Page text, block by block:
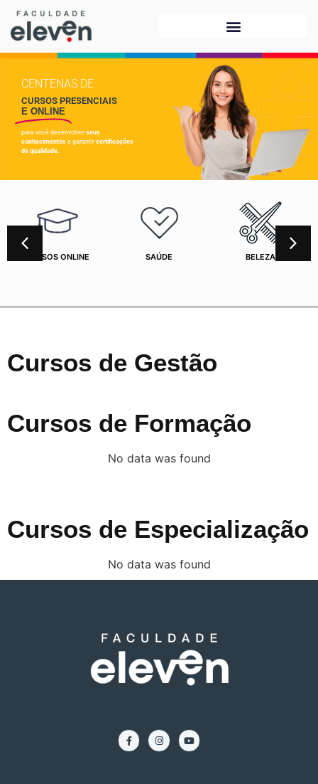
CENTENAS DE
CURSOS PRESENCIAIS
E ONLINE
para você desenvolver seus
conhecimentos e garantir certificações
de qualidade.
CURSOS ONLINE SAÚDE BELEZA
Cursos de Gestão
Cursos de Formação
No data was found
Cursos de Especialização
No data was found